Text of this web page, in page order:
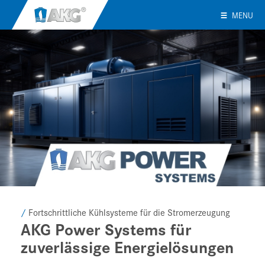
MENU
/ Fortschrittliche Kühlsysteme für die Stromerzeugung
AKG Power Systems für
zuverlässige Energielösungen